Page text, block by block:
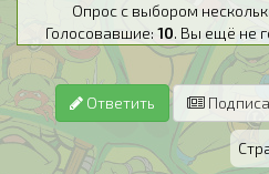
Опрос с выбором
Голосовавшие: 10. Вы ещё не
Ответить